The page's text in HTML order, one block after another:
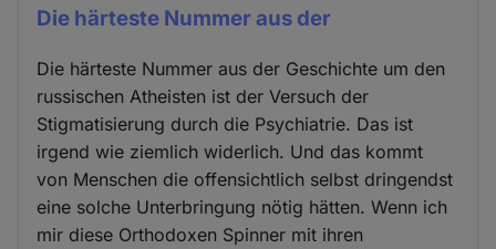
Die härteste Nummer aus der
Die härteste Nummer aus der Geschichte um den
russischen Atheisten ist der Versuch der
Stigmatisierung durch die Psychiatrie. Das ist
irgend wie ziemlich widerlich. Und das kommt
von Menschen die offensichtlich selbst dringendst
eine solche Unterbringung nötig hätten. Wenn ich
mir diese Orthodoxen Spinner mit ihren